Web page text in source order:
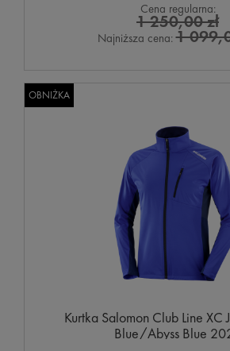
Cena regularna:
1 250,00 zł
Najniższa cena:1
Kurtka Salomon Club Line XC
Blue/Abyss Blue
OBNIŻKA